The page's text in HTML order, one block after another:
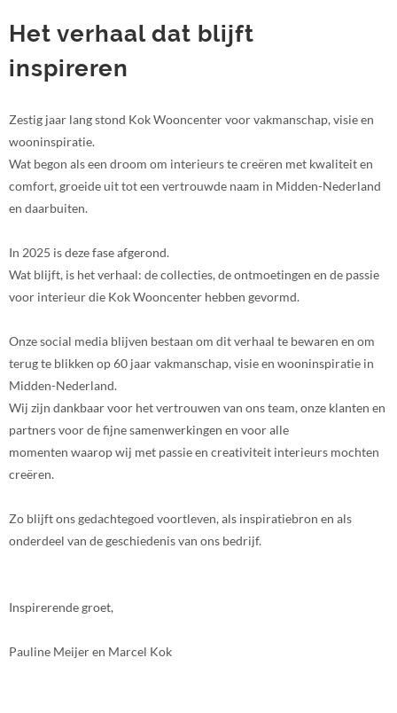
Het verhaal dat blijft
inspireren
Zestig jaar lang stond Kok Wooncenter voor vakmanschap, visie en
wooninspiratie.
Wat begon als een droom om interieurs te creëren met kwaliteit en
comfort, groeide uit tot een vertrouwde naam in Midden-Nederland
en daarbuiten.
In 2025 is deze fase afgerond.
Wat blijft, is het verhaal: de collecties, de ontmoetingen en de passie
voor interieur die Kok Wooncenter hebben gevormd.
Onze social media blijven bestaan om dit verhaal te bewaren en om
terug te blikken op 60 jaar vakmanschap, visie en wooninspiratie in
Midden-Nederland.
Wij zijn dankbaar voor het vertrouwen van ons team, onze klanten en
partners voor de fijne samenwerkingen en voor alle
momenten waarop wij met passie en creativiteit interieurs mochten
creëren.
Zo blijft ons gedachtegoed voortleven, als inspiratiebron en als
onderdeel van de geschiedenis van ons bedrijf.
Inspirerende groet,
Pauline Meijer en Marcel Kok